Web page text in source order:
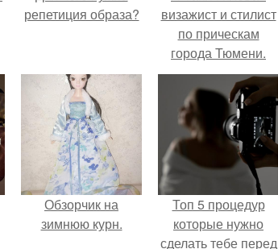
репетиция образа?
визажист и стилист
по прическам
города Тюмени.
Обзорчик на
зимнюю курн.
Топ 5 процедур
которые нужно
сделать тебе перед